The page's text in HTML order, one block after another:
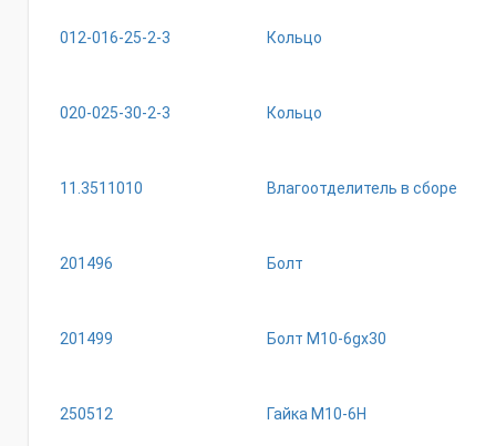
012-016-25-2-3 Кольцо
020-025-30-2-3 Кольцо
11.3511010 Влагоотделитель в сборе
201496 Болт
201499 Болт М10-6gх30
250512 Гайка М10-6Н